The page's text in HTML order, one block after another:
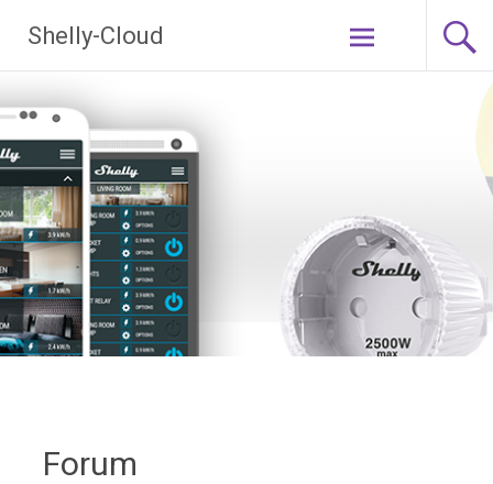
naar
de
Shelly-Cloud
Forum